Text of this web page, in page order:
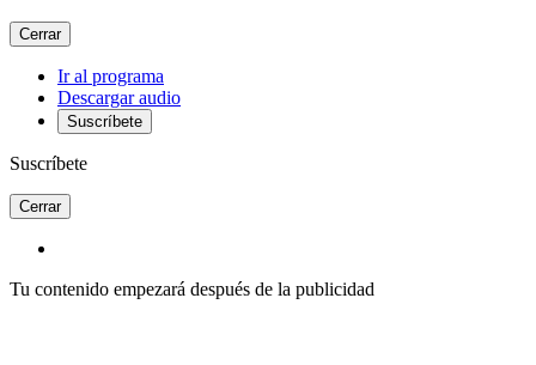
Cerrar
Ir al programa
Descargar audio
Suscríbete
Suscríbete
Cerrar
Tu contenido empezará después de la publicidad